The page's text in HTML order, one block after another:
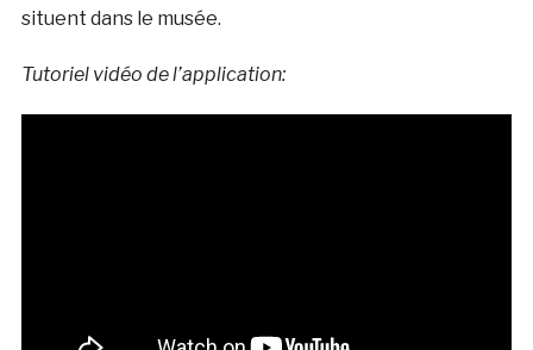
situent dans le musée.
Tutoriel vidéo de l’application: